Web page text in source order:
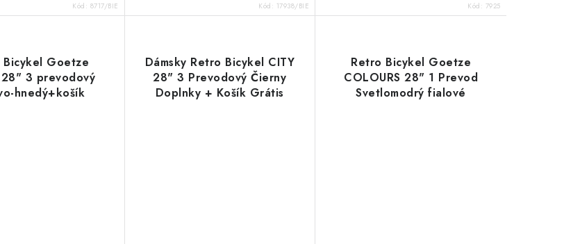
Kód: 8717/BIE Kód: 17938/BIE Kód: 7925
Bicykel Goetze
28" 3 prevodový
hnedý+košík
Dámsky Retro Bicykel CITY
28" 3 Prevodový Čierny
Doplnky + Košík Grátis
Retro Bicykel Goetze
COLOURS 28" 1 Prevod
Svetlomodrý fialové